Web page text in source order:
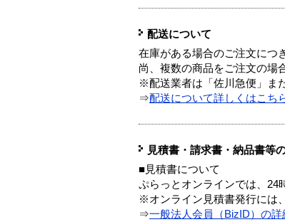
配送について
在庫がある場合のご注文につ
尚、複数の商品をご注文の場
※配送業者は「佐川急便」ま
⇒配送について詳しくはこち
見積書・請求書・納品書等
■見積書について
ぷらっとオンラインでは、24
※オンライン見積書発行には
⇒一般法人会員（BizID）の詳